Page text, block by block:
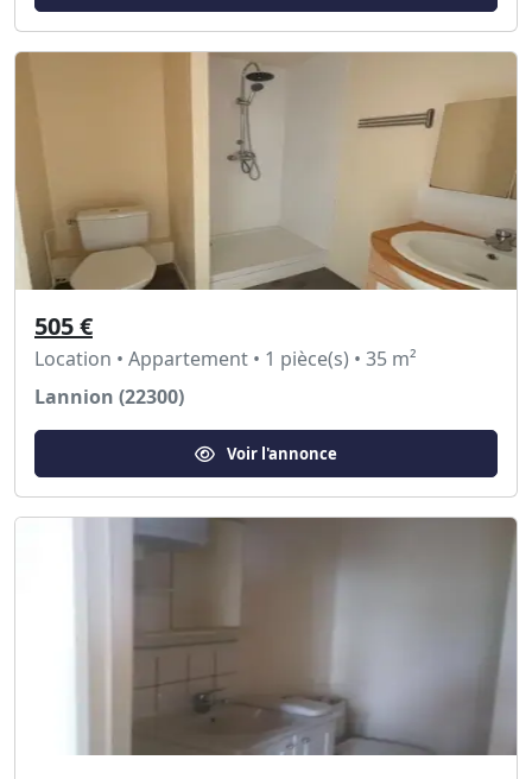
505 €
Location • Appartement • 1 pièce(s) • 35 m²
Lannion (22300)
Voir l'annonce